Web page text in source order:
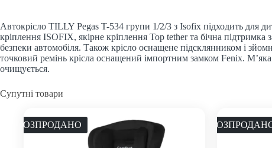
Автокрісло TILLY Pegas T-534 групи 1/2/3 з Isofix підходить для
кріплення ISOFIX, якірне кріплення Top tether та бічна
безпеки автомобіля. Також крісло оснащене підсклянником і
точковий ремінь крісла оснащений імпортним замком Fenix.
очищується.
Супутні товари
РОЗПРОДАНО